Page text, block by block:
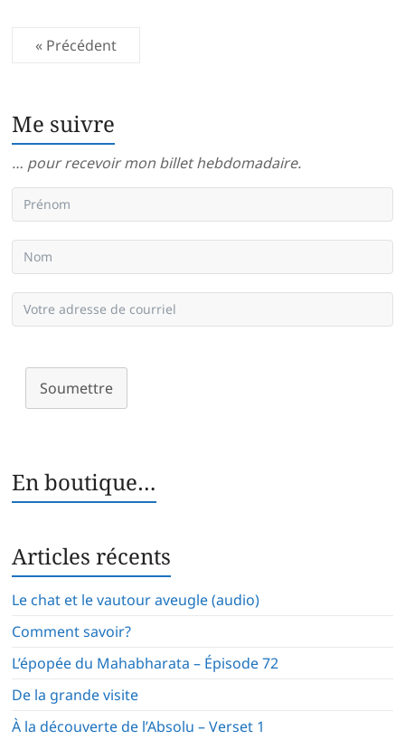
« Précédent
Me suivre
… pour recevoir mon billet hebdomadaire.
Soumettre
En boutique…
Articles récents
Le chat et le vautour aveugle (audio)
Comment savoir?
L’épopée du Mahabharata – Épisode 72
De la grande visite
À la découverte de l’Absolu – Verset 1